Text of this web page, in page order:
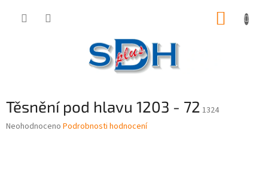
Těsnění pod hlavu 1203 - 72 1324
Průměrné
Neohodnoceno Podrobnosti hodnocení